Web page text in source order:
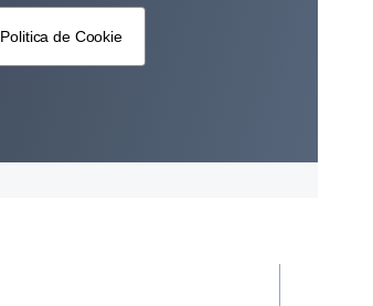
Politica de Cookie